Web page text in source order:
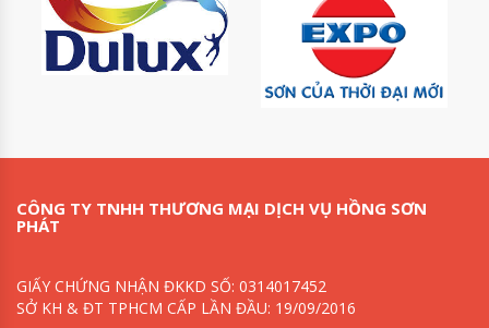
CÔNG TY TNHH THƯƠNG MẠI DỊCH VỤ HỒNG SƠN
PHÁT
GIẤY CHỨNG NHẬN ĐKKD SỐ: 0314017452
SỞ KH & ĐT TPHCM CẤP LẦN ĐẦU: 19/09/2016